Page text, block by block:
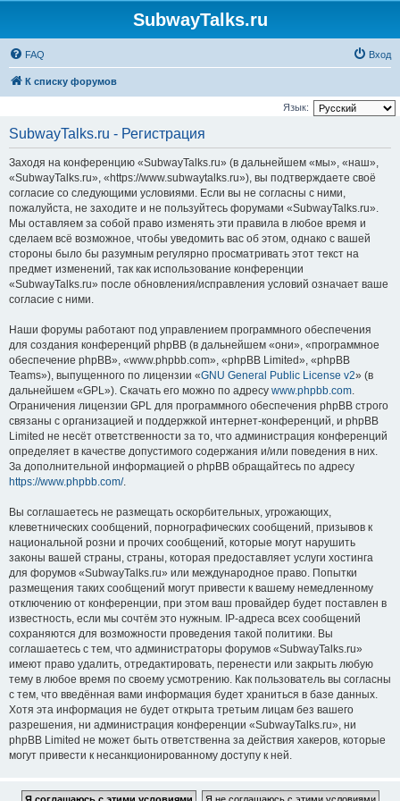
SubwayTalks.ru
FAQ Вход
К списку форумов
Язык:
SubwayTalks.ru - Регистрация
Заходя на конференцию «SubwayTalks.ru» (в дальнейшем «мы», «наш»,
«SubwayTalks.ru», «https://www.subwaytalks.ru»), вы подтверждаете своё
согласие со следующими условиями. Если вы не согласны с ними,
пожалуйста, не заходите и не пользуйтесь форумами «SubwayTalks.ru».
Мы оставляем за собой право изменять эти правила в любое время и
сделаем всё возможное, чтобы уведомить вас об этом, однако с вашей
стороны было бы разумным регулярно просматривать этот текст на
предмет изменений, так как использование конференции
«SubwayTalks.ru» после обновления/исправления условий означает ваше
согласие с ними.
Наши форумы работают под управлением программного обеспечения
для создания конференций phpBB (в дальнейшем «они», «программное
обеспечение phpBB», «www.phpbb.com», «phpBB Limited», «phpBB
Teams»), выпущенного по лицензии «GNU General Public License v2» (в
дальнейшем «GPL»). Скачать его можно по адресу www.phpbb.com.
Ограничения лицензии GPL для программного обеспечения phpBB строго
связаны с организацией и поддержкой интернет-конференций, и phpBB
Limited не несёт ответственности за то, что администрация конференций
определяет в качестве допустимого содержания и/или поведения в них.
За дополнительной информацией о phpBB обращайтесь по адресу
https://www.phpbb.com/.
Вы соглашаетесь не размещать оскорбительных, угрожающих,
клеветнических сообщений, порнографических сообщений, призывов к
национальной розни и прочих сообщений, которые могут нарушить
законы вашей страны, страны, которая предоставляет услуги хостинга
для форумов «SubwayTalks.ru» или международное право. Попытки
размещения таких сообщений могут привести к вашему немедленному
отключению от конференции, при этом ваш провайдер будет поставлен в
известность, если мы сочтём это нужным. IP-адреса всех сообщений
сохраняются для возможности проведения такой политики. Вы
соглашаетесь с тем, что администраторы форумов «SubwayTalks.ru»
имеют право удалить, отредактировать, перенести или закрыть любую
тему в любое время по своему усмотрению. Как пользователь вы согласны
с тем, что введённая вами информация будет храниться в базе данных.
Хотя эта информация не будет открыта третьим лицам без вашего
разрешения, ни администрация конференции «SubwayTalks.ru», ни
phpBB Limited не может быть ответственна за действия хакеров, которые
могут привести к несанкционированному доступу к ней.